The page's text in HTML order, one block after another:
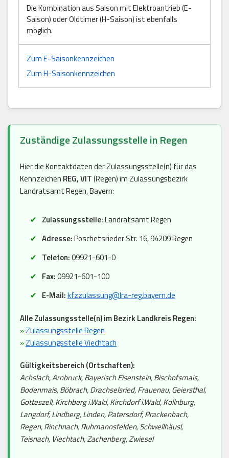
Die Kombination aus Saison mit Elektroantrieb (E-
Saison) oder Oldtimer (H-Saison) ist ebenfalls
möglich.
Zum E-Saisonkennzeichen
Zum H-Saisonkennzeichen
Zuständige Zulassungsstelle in Regen
Hier die Kontaktdaten der Zulassungsstelle(n) für das
Kennzeichen REG, VIT(Regen) im Zulassungsbezirk
Landratsamt Regen, Bayern:
Zulassungsstelle:Landratsamt Regen
Adresse:Poschetsrieder Str. 16, 94209 Regen
Telefon:09921-601-0
Fax:09921-601-100
E-Mail:kfzzulassung@lra-reg.bayern.de
Alle Zulassungsstelle(n) im Bezirk Landkreis Regen:
»Zulassungsstelle Regen
»Zulassungsstelle Viechtach
Gültigkeitsbereich (Ortschaften):
Achslach, Arnbruck, Bayerisch Eisenstein, Bischofsmais,
Bodenmais, Böbrach, Drachselsried, Frauenau, Geiersthal,
Gotteszell, Kirchberg i.Wald, Kirchdorf i.Wald, Kollnburg,
Langdorf, Lindberg, Linden, Patersdorf, Prackenbach,
Regen, Rinchnach, Ruhmannsfelden, Schwellhäusl,
Teisnach, Viechtach, Zachenberg, Zwiesel